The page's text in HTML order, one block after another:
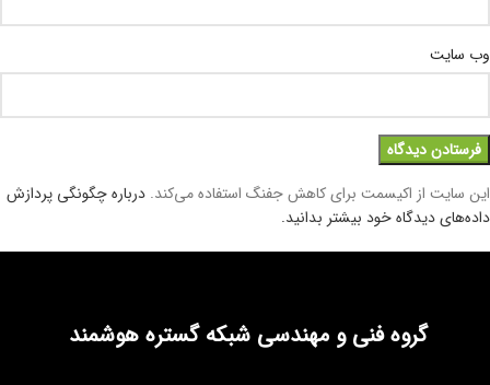
وب‌ سایت
این سایت از اکیسمت برای کاهش جفنگ استفاده می‌کند. درباره چگونگی پردازش
داده‌های دیدگاه خود بیشتر بدانید.
گروه فنی و مهندسی شبکه گستره هوشمند